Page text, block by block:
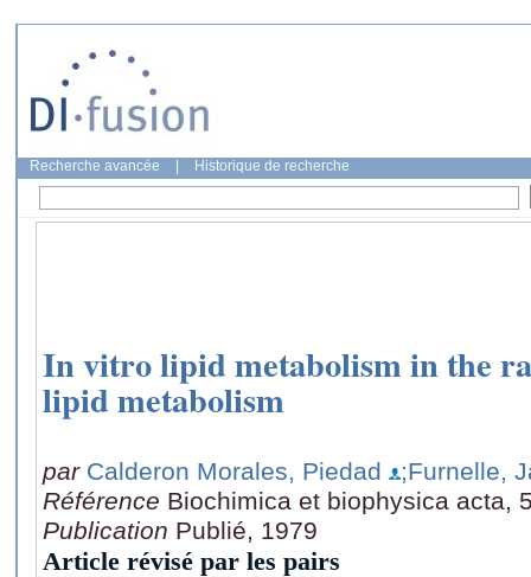
Recherche avancée Historique de recherche
In vitro lipid metabolism in the
lipid metabolism
par Calderon Morales, Piedad
;Furnelle,
Référence Biochimica et biophysica acta,
Publication Publié, 1979
Article révisé par les pairs